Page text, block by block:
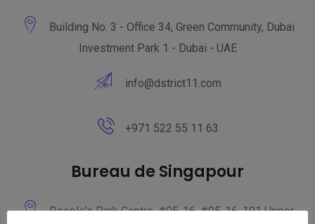
Building No. 3 - Office 34, Green Community, Dubai
Investment Park 1 - Dubai - UAE
info@dstrict11.com
+971 522 55 11 63
Bureau de Singapour
People's Park Centre, #05-16, #05-16, 101 Upper